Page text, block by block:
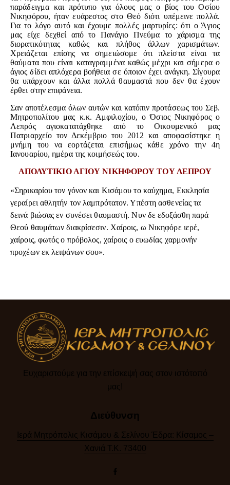
παράδειγμα και πρότυπο για όλους μας ο βίος του Οσίου
Νικηφόρου, ήταν ευάρεστος στο Θεό διότι υπέμεινε πολλά.
Για το λόγο αυτό και έχουμε πολλές μαρτυρίες: ότι ο Άγιος
μας είχε δεχθεί από το Πανάγιο Πνεύμα το χάρισμα της
διορατικότητας καθώς και πλήθος άλλων χαρισμάτων.
Χρειάζεται επίσης να σημειώσομε ότι πλείστα είναι τα
θαύματα που είναι καταγραμμένα καθώς μέχρι και σήμερα ο
άγιος δίδει απλόχερα βοήθεια σε όποιον έχει ανάγκη. Σίγουρα
θα υπάρχουν και άλλα πολλά θαυμαστά που δεν θα έχουν
έρθει στην επιφάνεια.
Σαν αποτέλεσμα όλων αυτών και κατόπιν προτάσεως του Σεβ.
Μητροπολίτου μας κ.κ. Αμφιλοχίου, ο Όσιος Νικηφόρος ο
Λεπρός αγιοκατατάχθηκε από το Οικουμενικό μας
Πατριαρχείο τον Δεκέμβριο του 2012 και αποφασίστηκε η
μνήμη του να εορτάζεται επισήμως κάθε χρόνο την 4η
Ιανουαρίου, ημέρα της κοιμήσεώς του.
ΑΠΟΛΥΤΙΚΙΟ ΑΓΙΟΥ ΝΙΚΗΦΟΡΟΥ ΤΟΥ ΛΕΠΡΟΥ
«Σηρικαρίου τον γόνον και Κισάμου το καύχημα, Εκκλησία
γεραίρει αθλητήν τον λαμπρότατον. Υπέστη ασθενείας τα
δεινά βιώσας εν συνέσει θαυμαστή. Νυν δε εδοξάσθη παρά
Θεού θαυμάτων διακρίσεσιν. Χαίροις, ω Νικηφόρε ιερέ,
χαίροις, φωτός ο πρόβολος, χαίροις ο ευωδίας χαρμονήν
προχέων εκ λειψάνων σου».
Ευχαριστούμε για την επίσκεψή σας στον ιστότοπό
μας!​
Διεύθυνση
Ιερά Μητρόπολις Κισάμου & Σελίνου Έδρα: Κίσαμος –
Χανιά Τ.Κ. 73400